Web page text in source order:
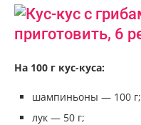
На 100 г кус-куса:
шампиньоны — 100 г;
лук — 50 г;